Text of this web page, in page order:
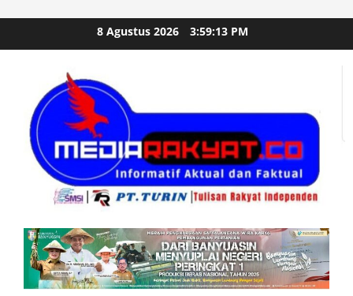
to
8 Agustus 2026 3:59:15 PM